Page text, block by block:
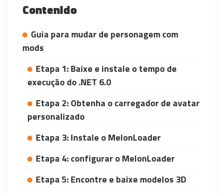
Contenido
Guia para mudar de personagem com
mods
Etapa 1: Baixe e instale o tempo de
execução do .NET 6.0
Etapa 2: Obtenha o carregador de avatar
personalizado
Etapa 3: Instale o MelonLoader
Etapa 4: configurar o MelonLoader
Etapa 5: Encontre e baixe modelos 3D